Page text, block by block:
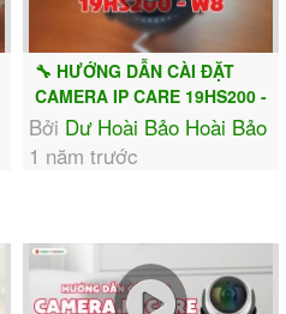
🔧 HƯỚNG DẪN CÀI ĐẶT
CAMERA IP CARE 19HS200 -
W8 CHI TIẾT TỪ A-Z |...
Bởi Dư Hoài Bảo Hoài Bảo
1 năm trước